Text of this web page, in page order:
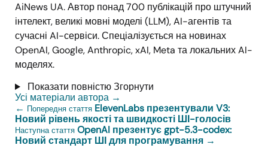
AiNews UA. Автор понад 700 публікацій про штучний
інтелект, великі мовні моделі (LLM), AI-агентів та
сучасні AI-сервіси. Спеціалізується на новинах
OpenAI, Google, Anthropic, xAI, Meta та локальних AI-
моделях.
Показати повністюЗгорнути
Усі матеріали автора →
← Попередня стаття ElevenLabs презентували V3:
Новий рівень якості та швидкості ШІ-голосів
Наступна стаття OpenAI презентує gpt-5.3-codex:
Новий стандарт ШІ для програмування →